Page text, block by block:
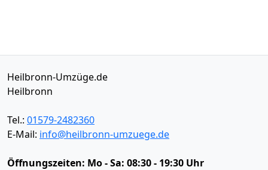
Heilbronn-Umzüge.de
Heilbronn
Tel.: 01579-2482360
E-Mail: info@heilbronn-umzuege.de
Öffnungszeiten: Mo - Sa: 08:30 - 19:30 Uhr